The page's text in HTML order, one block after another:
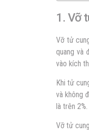
1. Vỡ
Vỡ tử
quang và
vào kích
Khi tử
và không
là trên 2%.
Vỡ tử